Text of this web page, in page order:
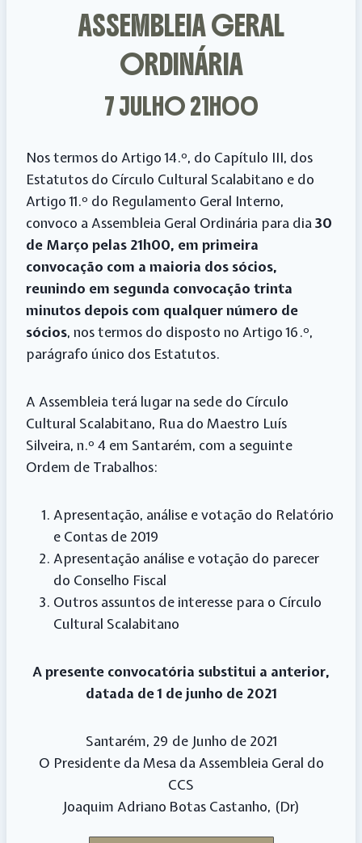
ASSEMBLEIA GERAL
ORDINÁRIA
7 JULHO 21H00
Nos termos do Artigo 14.º, do Capítulo III, dos
Estatutos do Círculo Cultural Scalabitano e do
Artigo 11.º do Regulamento Geral Interno,
convoco a Assembleia Geral Ordinária para dia30
de Março pelas 21h00, em primeira
convocação com a maioria dos sócios,
reunindo em segunda convocação trinta
minutos depois com qualquer número de
sócios, nos termos do disposto no Artigo 16.º,
parágrafo único dos Estatutos.
A Assembleia terá lugar na sede do Círculo
Cultural Scalabitano, Rua do Maestro Luís
Silveira, n.º 4 em Santarém, com a seguinte
Ordem de Trabalhos:
Apresentação, análise e votação do Relatório
e Contas de 2019
Apresentação análise e votação do parecer
do Conselho Fiscal
Outros assuntos de interesse para o Círculo
Cultural Scalabitano
A presente convocatória substitui a anterior,
datada de 1 de junho de 2021
Santarém, 29 de Junho de 2021
O Presidente da Mesa da Assembleia Geral do
CCS
Joaquim Adriano Botas Castanho, (Dr)